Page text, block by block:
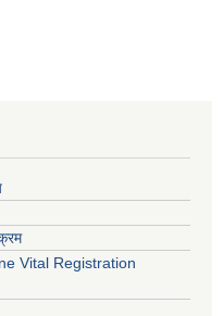
Vital Registration